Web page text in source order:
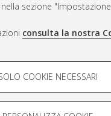
sezione
consulta la nostra
-
per analizzare le
COOKIE NECESSARI
privacy
del sito